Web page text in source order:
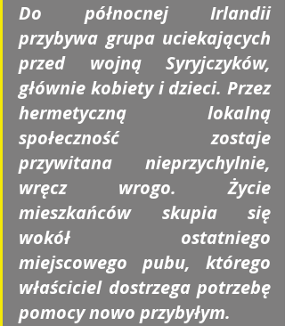
Do północnej Irlandii
przybywa grupa uciekających
przed wojną Syryjczyków,
głównie kobiety i dzieci. Przez
hermetyczną lokalną
społeczność zostaje
przywitana nieprzychylnie,
wręcz wrogo. Życie
mieszkańców skupia się
wokół ostatniego
miejscowego pubu, którego
właściciel dostrzega potrzebę
pomocy nowo przybyłym.